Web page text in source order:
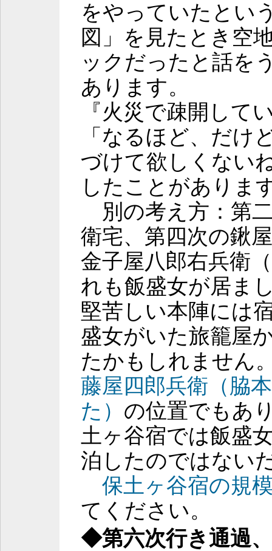
をやっていたとい
図」を見たとき空
ックだったと話を
あります。
『火災で疎開して
「なるほど、だけ
づけて欲しくない
したことがありま
別の考え方：第
衛宅、第四次の鍬
金子屋八郎右兵衛
れも飯盛女が居ま
堅苦しい本陣には
盛女がいた旅籠屋
たかもしれません
藤屋四郎兵衛（脇
た） の位置でもあ
土ヶ谷宿では飯盛
泊したのではない
保土ヶ谷宿の規
てください。
◆第六次行き通過